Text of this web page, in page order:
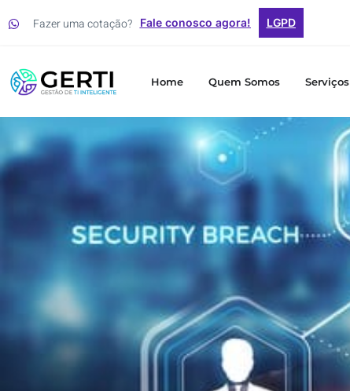
Fazer uma cotação? Fale conosco agora! LGPD
Home Quem Somos Serviços